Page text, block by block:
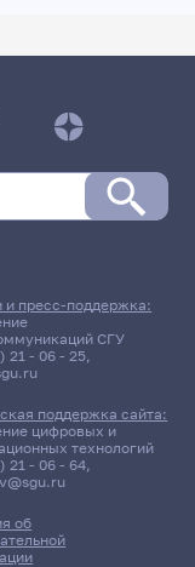
об
и пресс-поддержка:
СГУ
21 - 06 - 25,
поддержка сайта:
цифровых и
технологий
21 - 06 - 64,